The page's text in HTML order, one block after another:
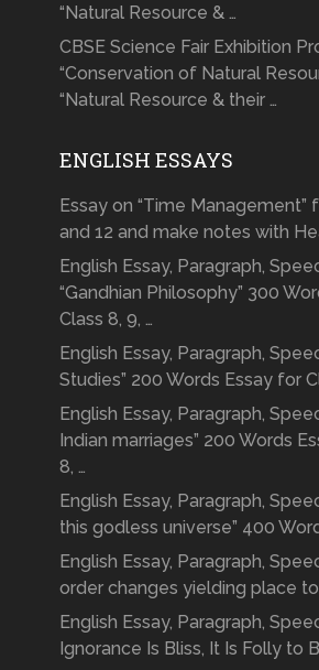
“Natural Resource & …
CBSE Science Fair Exhibition
“Conservation of Natural
“Natural Resource & their …
ENGLISH ESSAYS
Essay on “Time Management”
and 12 and make notes with
English Essay, Paragraph,
“Gandhian Philosophy” 300
Class 8, 9, …
English Essay, Paragraph,
Studies” 200 Words Essay for
English Essay, Paragraph,
Indian marriages” 200 Words
8, …
English Essay, Paragraph,
this godless universe” 400
English Essay, Paragraph,
order changes yielding place to
English Essay, Paragraph,
Ignorance Is Bliss, It Is Folly to